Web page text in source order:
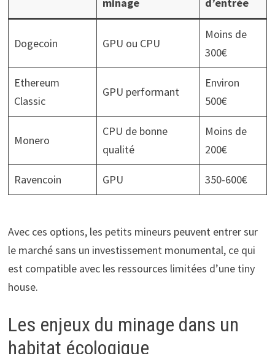
Dogecoin GPU ou CPU
Moins de
300€
Ethereum
Classic
GPU performant
Environ
500€
Monero
CPU de bonne
qualité
Moins de
200€
Ravencoin GPU 350-600€
Avec ces options, les petits mineurs peuvent entrer sur
le marché sans un investissement monumental, ce qui
est compatible avec les ressources limitées d’une tiny
house.
Les enjeux du minage dans un
habitat écologique